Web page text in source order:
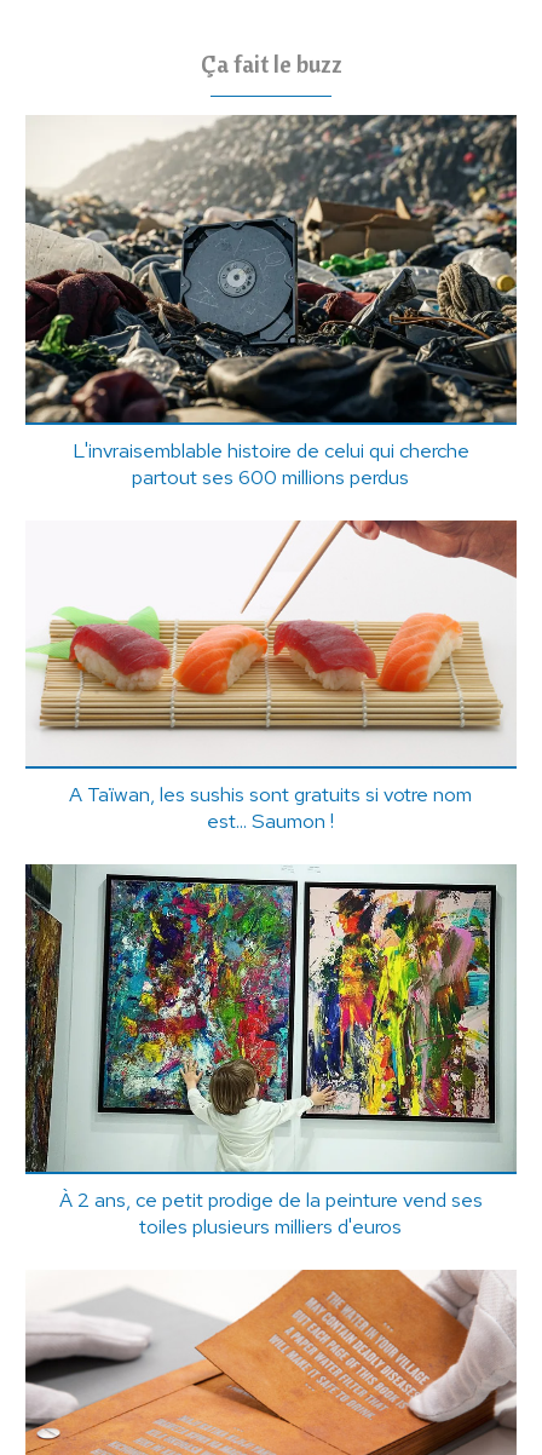
Ça fait le buzz
L'invraisemblable histoire de celui qui cherche
partout ses 600 millions perdus
A Taïwan, les sushis sont gratuits si votre nom
est... Saumon !
À 2 ans, ce petit prodige de la peinture vend ses
toiles plusieurs milliers d'euros